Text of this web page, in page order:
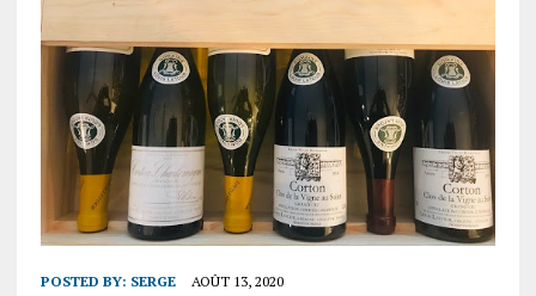
POSTED BY: SERGE AOÛT 13, 2020